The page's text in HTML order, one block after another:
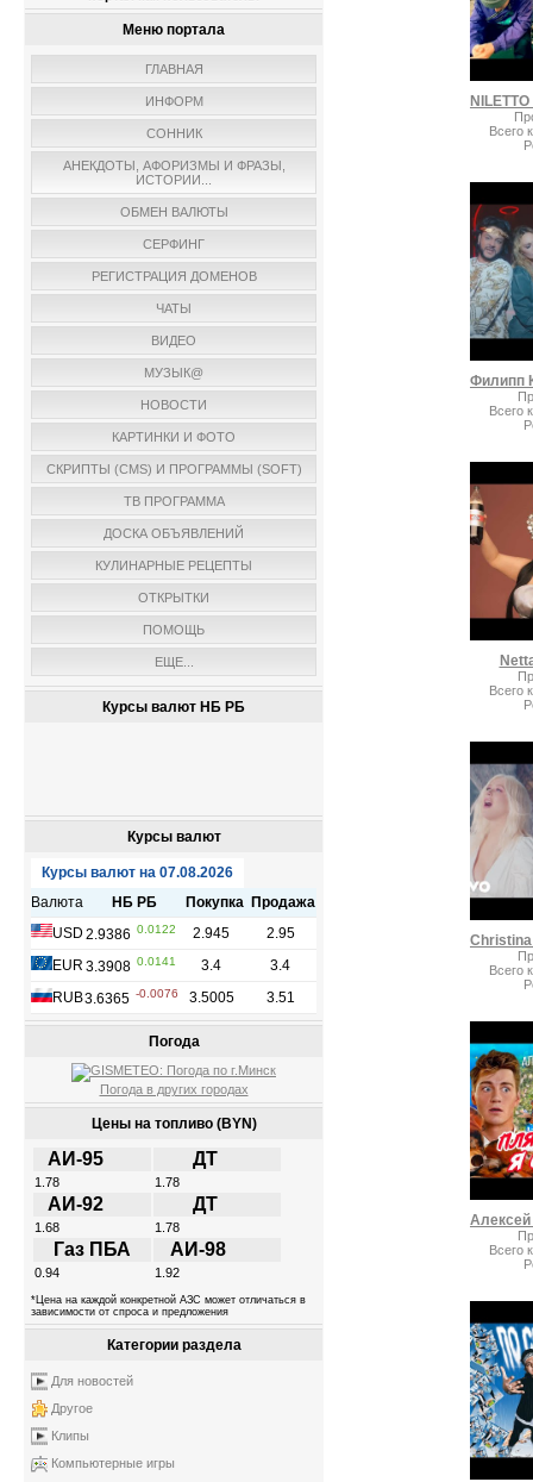
Меню портала
ГЛАВНАЯ
ИНФОРМ
СОННИК
АНЕКДОТЫ, АФОРИЗМЫ И ФРАЗЫ,
ИСТОРИИ...
ОБМЕН ВАЛЮТЫ
СЕРФИНГ
РЕГИСТРАЦИЯ ДОМЕНОВ
ЧАТЫ
ВИДЕО
МУЗЫК@
НОВОСТИ
КАРТИНКИ И ФОТО
СКРИПТЫ (CMS) И ПРОГРАММЫ (SOFT)
ТВ ПРОГРАММА
ДОСКА ОБЪЯВЛЕНИЙ
КУЛИНАРНЫЕ РЕЦЕПТЫ
ОТКРЫТКИ
ПОМОЩЬ
ЕЩЕ...
Курсы валют НБ РБ
Курсы валют
Погода
Погода в других городах
Цены на топливо (BYN)
АИ-95 ДТ
1.78 1.78
АИ-92 ДТ
1.68 1.78
Газ ПБА АИ-98
0.94 1.92
*Цена на каждой конкретной АЗС может отличаться в
зависимости от спроса и предложения
Категории раздела
Для новостей
Другое
Клипы
Компьютерные игры
Всего
Всего
Всего
Всего
Всего